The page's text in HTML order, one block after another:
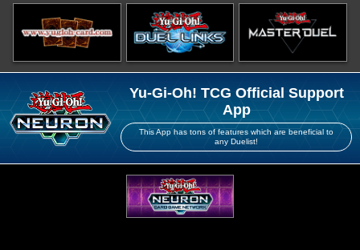
Yu-Gi-Oh! TCG Official Support
App
This App has tons of features which are beneficial to
any Duelist!